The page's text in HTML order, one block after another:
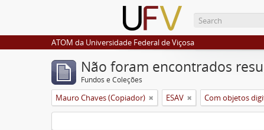
ATOM da Universidade Federal de Viçosa
Não foram encontrados
Fundos e Coleções
Mauro Chaves (Copiador) ESAV Com objetos